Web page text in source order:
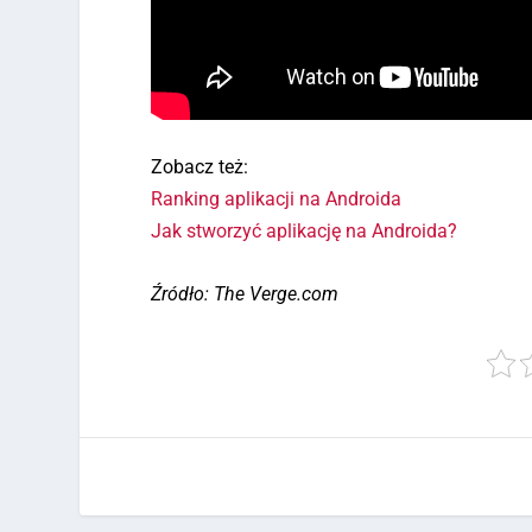
Zobacz też:
Ranking aplikacji na Androida
Jak stworzyć aplikację na Androida?
Źródło: The Verge.com